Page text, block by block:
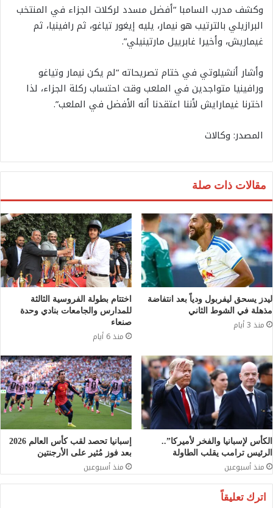
وكشف مدرب السامبا “أفضل مسدد لركلات الجزاء في المنتخب
البرازيلي بالترتيب هو نيمار، يليه إيغور تياغو، ثم رافينيا، ثم
غيماريش، وأخيرا غابرييل مارتينيلي”.
وأشار أنشيلوتي في ختام تصريحاته “لم يكن نيمار وتياغو
ورافينيا متواجدين في الملعب وقت احتساب ركلة الجزاء، لذا
اخترنا غيمارايش لأننا اعتقدنا أنه الأفضل في الملعب”.
المصدر: وكالات
مقالات ذات صلة
ليدز يسحق ليفربول ودياً بعد انتفاضة
مذهلة في الشوط الثاني
منذ 3 أيام
اختتام بطولة الفروسية الثالثة
للمدارس والجامعات بنادي وحدة
صنعاء
منذ 6 أيام
الكأس لإسبانيا والفخر لأميركا”..
الرئيس ترامب يقلب الطاولة
منذ أسبوعين
إسبانيا تحصد لقب كأس العالم 2026
بعد فوز مُثير على الأرجنتين
منذ أسبوعين
اترك تعليقاً